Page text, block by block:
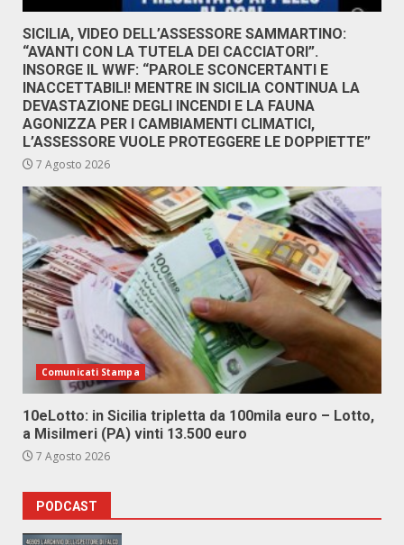
SICILIA, VIDEO DELL’ASSESSORE SAMMARTINO:
“AVANTI CON LA TUTELA DEI CACCIATORI”.
INSORGE IL WWF: “PAROLE SCONCERTANTI E
INACCETTABILI! MENTRE IN SICILIA CONTINUA LA
DEVASTAZIONE DEGLI INCENDI E LA FAUNA
AGONIZZA PER I CAMBIAMENTI CLIMATICI,
L’ASSESSORE VUOLE PROTEGGERE LE DOPPIETTE”
7 Agosto 2026
Comunicati Stampa
10eLotto: in Sicilia tripletta da 100mila euro – Lotto,
a Misilmeri (PA) vinti 13.500 euro
7 Agosto 2026
PODCAST